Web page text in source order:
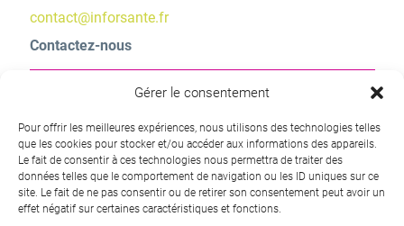
Gérer le consentement
Pour offrir les meilleures expériences, nous utilisons des technologies telles
que les cookies pour stocker et/ou accéder aux informations des appareils.
Le fait de consentir à ces technologies nous permettra de traiter des
données telles que le comportement de navigation ou les ID uniques sur ce
site. Le fait de ne pas consentir ou de retirer son consentement peut avoir un
effet négatif sur certaines caractéristiques et fonctions.
contact@inforsante.fr
Contactez-nous
Une question ? Une demande d’information ?
Contactez-nous